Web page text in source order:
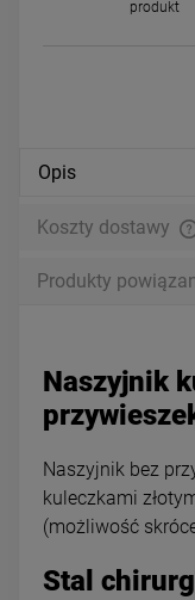
produkt
Opis
Koszty dostawy
Produkty
Naszyjnik
Naszyjnik bez
kuleczkami
(możliwość
Stal